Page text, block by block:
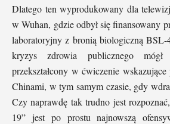
Dlatego ten wyprodukowany dla
w Wuhan, gdzie odbył się finansowany
laboratoryjny z bronią biologiczną BSL-
kryzys zdrowia publicznego
przekształcony w ćwiczenie
Chinami, w tym samym czasie, gdy
Czy naprawdę tak trudno jest
19” jest po prostu najnowszą